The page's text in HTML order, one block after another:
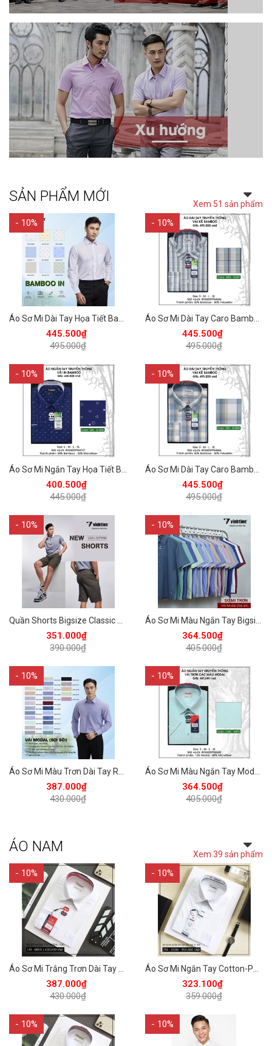
SẢN PHẨM MỚI Xem 51 sản phẩm
- 10%
445.500₫
495.000₫
- 10%
445.500₫
495.000₫
- 10%
400.500₫
445.000₫
- 10%
445.500₫
495.000₫
- 10%
351.000₫
390.000₫
- 10%
364.500₫
405.000₫
- 10%
387.000₫
430.000₫
- 10%
364.500₫
405.000₫
ÁO NAM Xem 39 sản phẩm
- 10%
387.000₫
430.000₫
- 10%
323.100₫
359.000₫
- 10% - 10%